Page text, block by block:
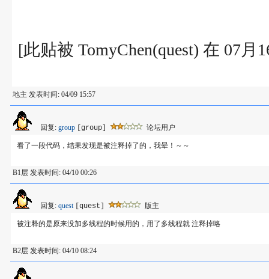
[此贴被 TomyChen(quest) 在 07月
地主 发表时间: 04/09 15:57
回复: group [group] 论坛用户
看了一段代码，结果发现是被注释掉了的，我晕！～～
B1层 发表时间: 04/10 00:26
回复: quest [quest] 版主
被注释的是原来没加多线程的时候用的，用了多线程就 注释掉咯
B2层 发表时间: 04/10 08:24